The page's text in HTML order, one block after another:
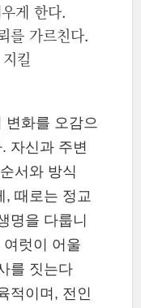
게 한다.
를 가르친다.
킬
변화를 오감으
자신과 주변
서와 방식
, 때로는 정교
명을 다룹니
럿이 어울
를 짓는다
적이며, 전인